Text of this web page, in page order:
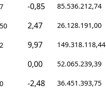
-0,85 85.536.212,74
2,47 26.128.191,00
9,97 149.318.118,44
0,00 52.065.239,39
-2,48 36.451.393,75